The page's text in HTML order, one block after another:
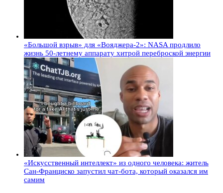
«Большой взрыв» для «Вояджера-2»: NASA продлило
жизнь 50-летнему аппарату хитрой переброской энергии
«Искусственный интеллект» из одного человека: житель
Сан-Франциско запустил чат-бота, который оказался им
самим